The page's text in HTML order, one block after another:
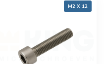
M2 X 12